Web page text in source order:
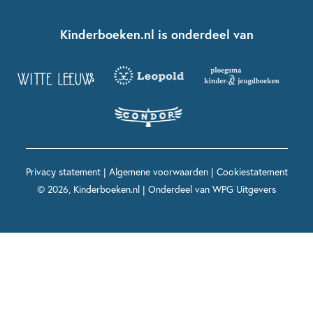
Kinderboeken diversiteit
Grappige kinderboeken
Spannende kinderboeken
Boekentips 12+ jaar
Voor volwassenen
Spekkie en Sproet
Maxi & Helium
Voor het onderwijs
Kinderboeken.nl is onderdeel van
Privacy statement| Algemene voorwaarden| Cookiestatement
© 2026, Kinderboeken.nl | Onderdeel van WPG Uitgevers